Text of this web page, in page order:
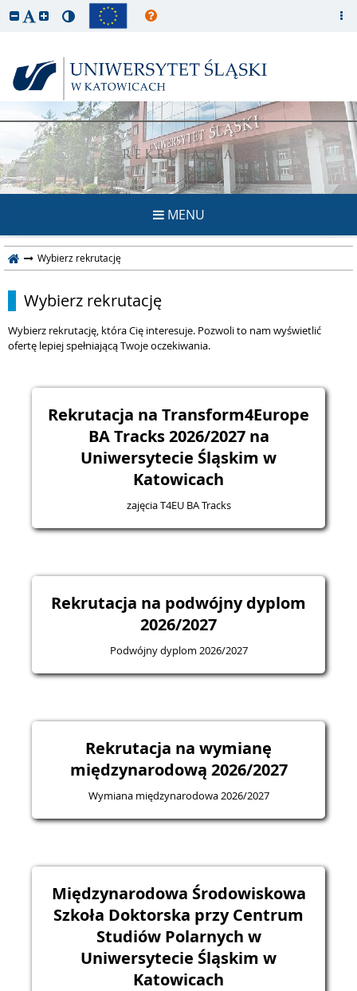
REKRUTACJA
MENU
Wybierz rekrutację
Wybierz rekrutację
Wybierz rekrutację, która Cię interesuje. Pozwoli to nam wyświetlić
ofertę lepiej spełniającą Twoje oczekiwania.
Rekrutacja na Transform4Europe
BA Tracks 2026/2027 na
Uniwersytecie Śląskim w
Katowicach
zajęcia T4EU BA Tracks
Rekrutacja na podwójny dyplom
2026/2027
Podwójny dyplom 2026/2027
Rekrutacja na wymianę
międzynarodową 2026/2027
Wymiana międzynarodowa 2026/2027
Międzynarodowa Środowiskowa
Szkoła Doktorska przy Centrum
Studiów Polarnych w
Uniwersytecie Śląskim w
Katowicach